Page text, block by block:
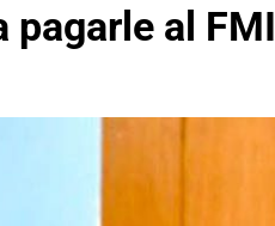
pagarle al FMI